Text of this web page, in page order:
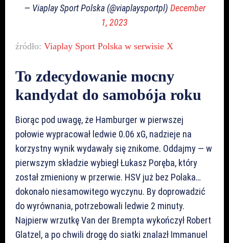
— Viaplay Sport Polska (@viaplaysportpl) December
1, 2023
źródło: Viaplay Sport Polska w serwisie X
To zdecydowanie mocny
kandydat do samobója roku
Biorąc pod uwagę, że Hamburger w pierwszej
połowie wypracował ledwie 0.06 xG, nadzieje na
korzystny wynik wydawały się znikome. Oddajmy — w
pierwszym składzie wybiegł Łukasz Poręba, który
został zmieniony w przerwie. HSV już bez Polaka…
dokonało niesamowitego wyczynu. By doprowadzić
do wyrównania, potrzebowali ledwie 2 minuty.
Najpierw wrzutkę Van der Brempta wykończył Robert
Glatzel, a po chwili drogę do siatki znalazł Immanuel